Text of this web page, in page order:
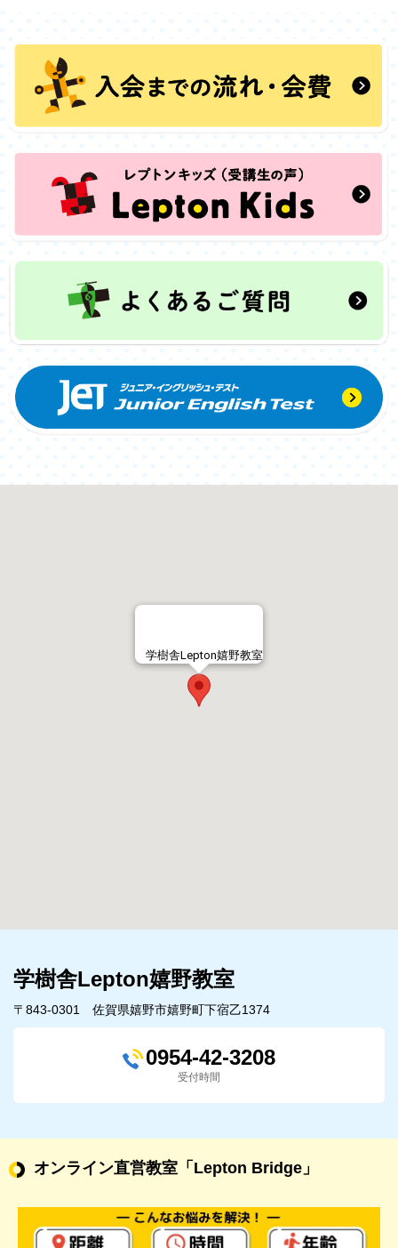
学樹舎Lepton嬉野教室
学樹舎Lepton嬉野教室
〒843-0301 佐賀県嬉野市嬉野町下宿乙1374
0954-42-3208
受付時間
オンライン直営教室 「Lepton Bridge」